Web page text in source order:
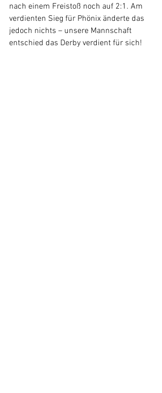
nach einem Freistoß noch auf 2:1. Am
verdienten Sieg für Phönix änderte das
jedoch nichts – unsere Mannschaft
entschied das Derby verdient für sich!